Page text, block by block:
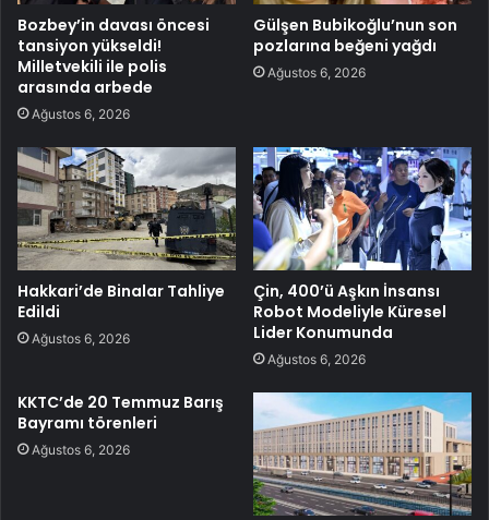
Bozbey’in davası öncesi
tansiyon yükseldi!
Milletvekili ile polis
arasında arbede
Ağustos 6, 2026
Gülşen Bubikoğlu’nun son
pozlarına beğeni yağdı
Ağustos 6, 2026
Hakkari’de Binalar Tahliye
Edildi
Ağustos 6, 2026
Çin, 400’ü Aşkın İnsansı
Robot Modeliyle Küresel
Lider Konumunda
Ağustos 6, 2026
KKTC’de 20 Temmuz Barış
Bayramı törenleri
Ağustos 6, 2026